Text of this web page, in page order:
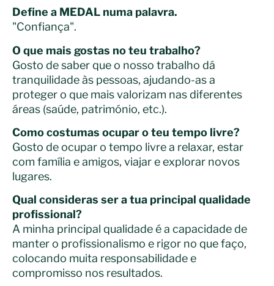
Define a MEDAL numa palavra.
"Confiança".
O que mais gostas no teu trabalho?
Gosto de saber que o nosso trabalho dá
tranquilidade às pessoas, ajudando-as a
proteger o que mais valorizam nas diferentes
áreas (saúde, património, etc.).
Como costumas ocupar o teu tempo livre?
Gosto de ocupar o tempo livre a relaxar, estar
com família e amigos, viajar e explorar novos
lugares.
Qual consideras ser a tua principal qualidade
profissional?
A minha principal qualidade é a capacidade de
manter o profissionalismo e rigor no que faço,
colocando muita responsabilidade e
compromisso nos resultados.